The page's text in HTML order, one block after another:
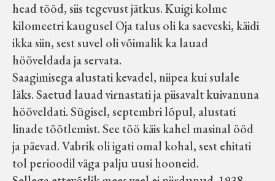
head tööd, siis tegevust jätkus. Kuigi kolme
kilomeetri kaugusel Oja talus oli ka saeveski, käidi
ikka siin, sest suvel oli võimalik ka lauad
hööveldada ja servata.
Saagimisega alustati kevadel, niipea kui sulale
läks. Saetud lauad virnastati ja piisavalt kuivanuna
hööveldati. Sügisel, septembri lõpul, alustati
linade töötlemist. See töö käis kahel masinal ööd
ja päevad. Vabrik oli igati omal kohal, sest ehitati
tol perioodil väga palju uusi hooneid.